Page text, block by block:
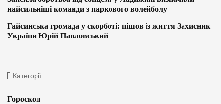
найсильніші команди з паркового волейболу
Гайсинська громада у скорботі: пішов із життя Захисник
України Юрій Павловський
Категорії
Гороскоп